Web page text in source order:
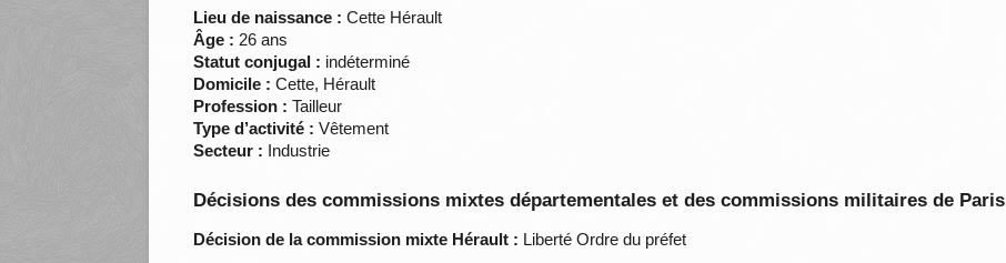
Lieu de naissance : Cette Hérault
Âge : 26 ans
Statut conjugal : indéterminé
Domicile : Cette, Hérault
Profession : Tailleur
Type d’activité : Vêtement
Secteur : Industrie
Décisions des commissions mixtes départementales et des commissions militaires de Paris
Décision de la commission mixte Hérault : Liberté Ordre du préfet